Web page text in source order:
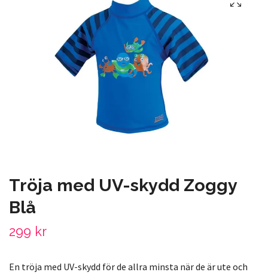
Tröja med UV-skydd Zoggy
Blå
299 kr
En tröja med UV-skydd för de allra minsta när de är ute och